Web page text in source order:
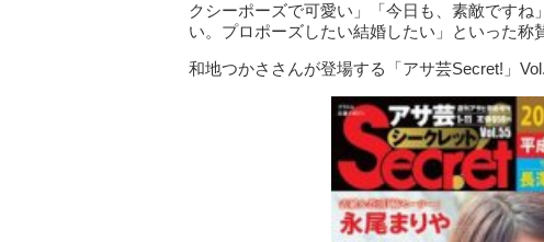
クシーポーズで可愛い」「今日も、素敵です
い。プロポーズしたい結婚したい」といった称
和地つかささんが登場する「アサ芸Secret!」